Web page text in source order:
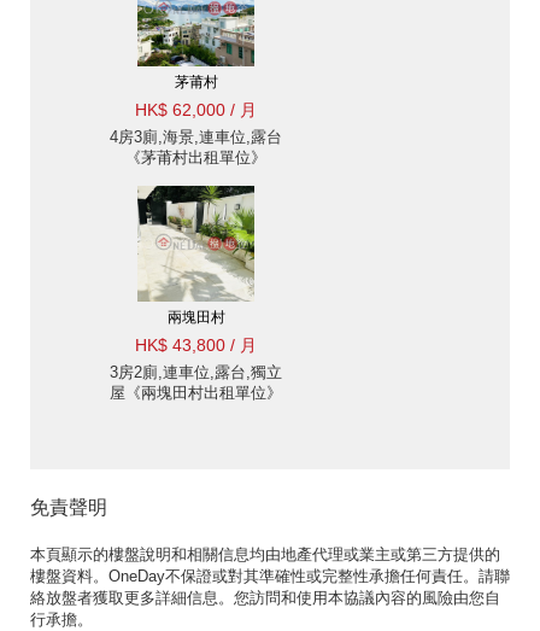
茅莆村
HK$ 62,000 / 月
4房3廁,海景,連車位,露台
《茅莆村出租單位》
兩塊田村
HK$ 43,800 / 月
3房2廁,連車位,露台,獨立
屋《兩塊田村出租單位》
免責聲明
本頁顯示的樓盤說明和相關信息均由地產代理或業主或第三方提供的
樓盤資料。OneDay不保證或對其準確性或完整性承擔任何責任。請聯
絡放盤者獲取更多詳細信息。您訪問和使用本協議內容的風險由您自
行承擔。